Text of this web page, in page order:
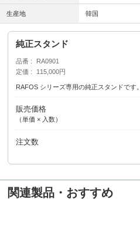
生産地 韓国
純正スタンド
品番
RA0901
定価
115,000円
RAFOS シリーズ専用の純正スタンドです。
販売価格
（単価 × 入数）
注文数
関連製品・おすすめ